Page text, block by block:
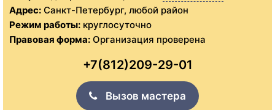
Адрес: Санкт-Петербург, любой район
Режим работы: круглосуточно
Правовая форма: Организация проверена
+7(812)209-29-01
Вызов мастера